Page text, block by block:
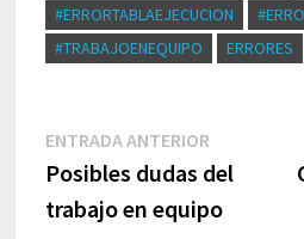
#ERRORTABLAEJECUCION
#TRABAJOENEQUIPO
ERRORES
Navegación
entradas
ENTRADA ANTERIOR
anterior:
Posibles dudas del
trabajo en equipo